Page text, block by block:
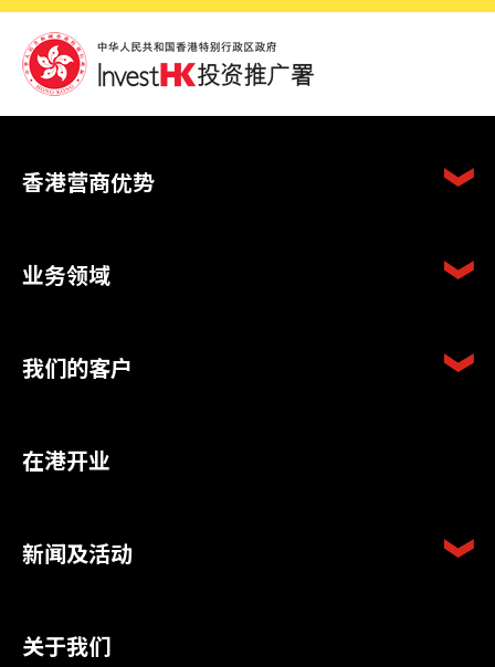
香港营商优势
业务领域
我们的客户
在港开业
新闻及活动
关于我们